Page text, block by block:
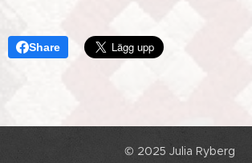
Share
© 2025 Julia Ryberg